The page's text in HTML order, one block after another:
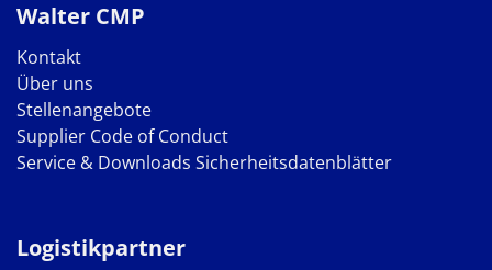
Walter CMP
Kontakt
Über uns
Stellenangebote
Supplier Code of Conduct
Service & Downloads Sicherheitsdatenblätter
Logistikpartner